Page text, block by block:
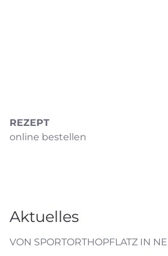
REZEPT
online bestellen
Aktuelles
VON SPORTORTHOPFLATZ IN